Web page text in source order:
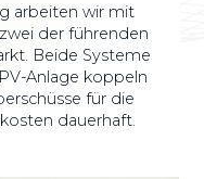
arbeiten wir mit
der führenden
Beide Systeme
Anlage koppeln
für die
dauerhaft.